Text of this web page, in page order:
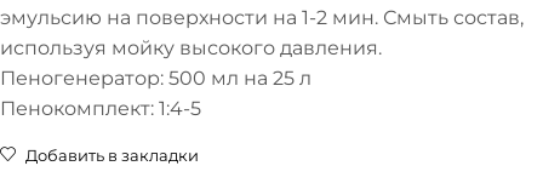
эмульсию на поверхности на 1-2 мин. Смыть состав,
используя мойку высокого давления.
Пеногенератор: 500 мл на 25 л
Пенокомплект: 1:4-5
Добавить в закладки